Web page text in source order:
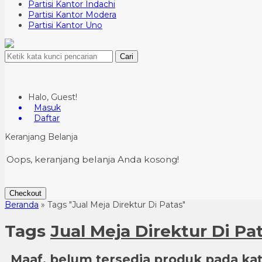
Partisi Kantor Indachi
Partisi Kantor Modera
Partisi Kantor Uno
Cari
Halo, Guest!
Masuk
Daftar
Keranjang Belanja
Oops, keranjang belanja Anda kosong!
Checkout
Beranda » Tags "Jual Meja Direktur Di Patas"
Tags Jual Meja Direktur Di
Maaf, belum tersedia produk pada